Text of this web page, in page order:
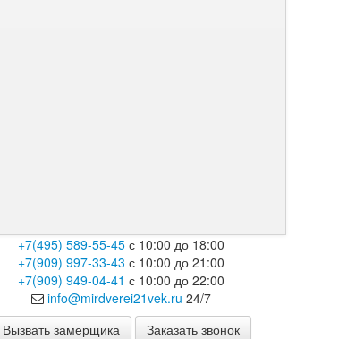
+7(495) 589-55-45с 10:00 до 18:00
+7(909) 997-33-43 с 10:00 до 21:00
+7(909) 949-04-41 с 10:00 до 22:00
info@mirdverei21vek.ru 24/7
Вызвать замерщика
Заказать звонок